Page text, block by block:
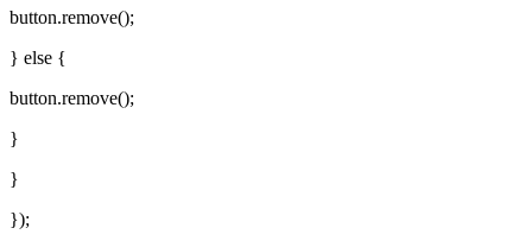
button.remove();
} else {
button.remove();
}
}
});